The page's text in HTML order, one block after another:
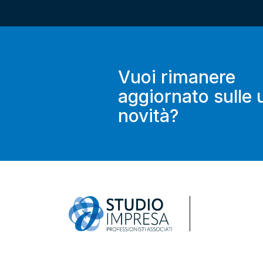
Vuoi rimanere
aggiornato sulle
novità?